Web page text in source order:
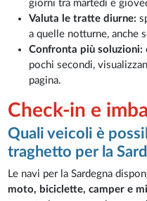
giorni tra martedì e
Valuta le tratte diurne:
a quelle notturne, anche
Confronta più soluzioni:
pochi secondi,
pagina.
Check-in e
Quali veicoli è
traghetto per la
Le navi per la Sardegna
moto, biciclette, camper e